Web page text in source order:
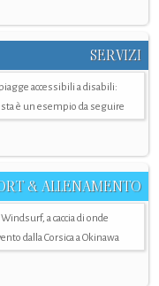
SERVIZI
accessibili a disabili:
è un esempio da seguire
& ALLENAMENTO
Windsurf, a caccia di onde
dalla Corsica a Okinawa